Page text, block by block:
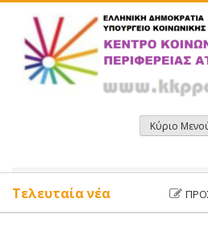
περιεχόμενο
Κύριο
Τελευταία νέα